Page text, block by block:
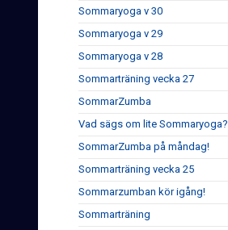
Sommaryoga v 30
Sommaryoga v 29
Sommaryoga v 28
Sommarträning vecka 27
SommarZumba
Vad sägs om lite Sommaryoga?
SommarZumba på måndag!
Sommarträning vecka 25
Sommarzumban kör igång!
Sommarträning